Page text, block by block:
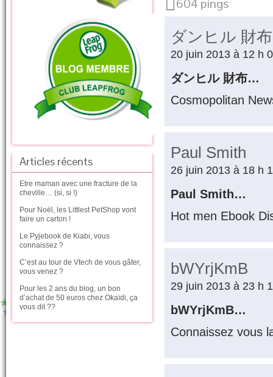
Articles récents
Etre maman avec une fracture de la
cheville… (si, si !)
Pour Noël, les Littlest PetShop vont
faire un carton !
Le Pyjebook de Kiabi, vous
connaissez ?
C’est au tour de Vtech de vous gâter,
vous venez ?
Pour les 2 ans du blog, un bon
d’achat de 50 euros chez Okaïdi, ça
vous dit ??
604 pings
ダンヒル 財布
20 juin 2013 à 12 h
ダンヒル 財布…
Cosmopolitan
Paul Smith
26 juin 2013 à 18 h
Paul Smith…
Hot men Ebook
bWYrjKmB
29 juin 2013 à 23 h
bWYrjKmB…
Connaissez vous